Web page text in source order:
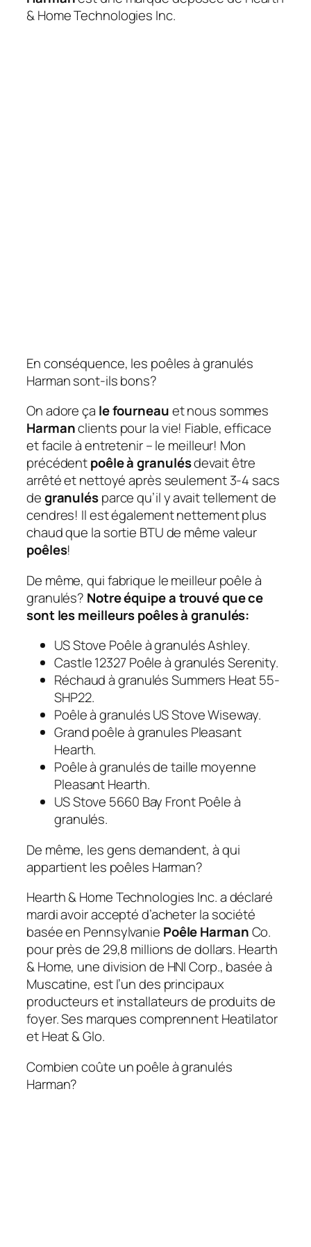
& Home Technologies Inc.
En conséquence, les poêles à granulés
Harman sont-ils bons?
On adore ça le fourneauet nous sommes
Harmanclients pour la vie! Fiable, efficace
et facile à entretenir – le meilleur! Mon
précédentpoêle à granulésdevait être
arrêté et nettoyé après seulement 3-4 sacs
degranulésparce qu’il y avait tellement de
cendres! Il est également nettement plus
chaud que la sortie BTU de même valeur
poêles!
De même, qui fabrique le meilleur poêle à
granulés? Notre équipe a trouvé que ce
sont les meilleurs poêles à granulés:
US Stove Poêle à granulés Ashley.
Castle 12327 Poêle à granulés Serenity.
Réchaud à granulés Summers Heat 55-
SHP22.
Poêle à granulés US Stove Wiseway.
Grand poêle à granules Pleasant
Hearth.
Poêle à granulés de taille moyenne
Pleasant Hearth.
US Stove 5660 Bay Front Poêle à
granulés.
De même, les gens demandent, à qui
appartient les poêles Harman?
Hearth & Home Technologies Inc. a déclaré
mardi avoir accepté d’acheter la société
basée en Pennsylvanie Poêle HarmanCo.
pour près de 29,8 millions de dollars. Hearth
& Home, une division de HNI Corp., basée à
Muscatine, est l’un des principaux
producteurs et installateurs de produits de
foyer. Ses marques comprennent Heatilator
et Heat & Glo.
Combien coûte un poêle à granulés
Harman?